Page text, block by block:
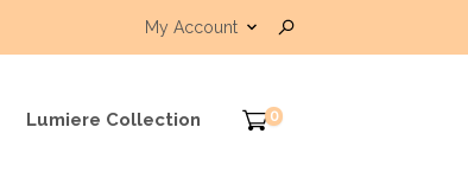
My Account
Lumiere Collection 0